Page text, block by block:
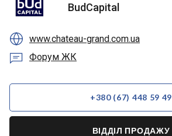
BudCapital
 www.chateau-grand.com.ua
 Форум ЖК
+380 (67) 448 59 49
ВІДДІЛ ПРОДАЖУ